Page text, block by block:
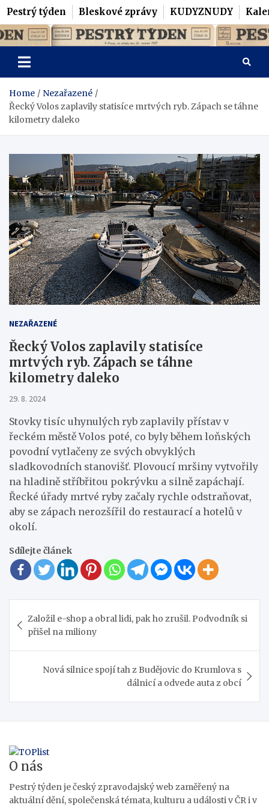
Pestrý týden Bleskové zprávy KUDYZNUDY
Skip
to
content
Pestrý Týden
Home
Nezařazené
Řecký Volos zaplavily statisíce mrtvých ryb. Zápach se táhne
kilometry daleko
NEZAŘAZENÉ
Řecký Volos zaplavily statisíce
mrtvých ryb. Zápach se táhne
kilometry daleko
29. 8. 2024
Stovky tisíc uhynulých ryb zaplavily přístav v
řeckém městě Volos poté, co byly během loňských
povodní vytlačeny ze svých obvyklých
sladkovodních stanovišť. Plovoucí mršiny vytvořily
na hladině stříbřitou pokrývku a silně zapáchají.
Řecké úřady mrtvé ryby začaly rychle odstraňovat,
aby se zápach nerozšířil do restaurací a hotelů v
okolí.
Sdílejte článek
pro
příspěvek
Založil e-shop a obral lidi, pak ho zrušil. Podvodník si
přišel na miliony
Nová silnice spojí tah z Budějovic do Krumlova s
dálnicí a odvede auta z obcí
O nás
Pestrý týden je český zpravodajský web zaměřený na
aktuální dění, společenská témata, kulturu a události v ČR i v